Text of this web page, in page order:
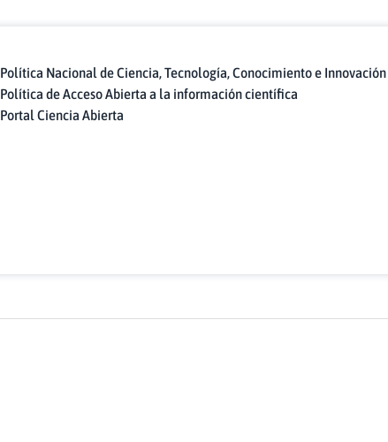
Política Nacional de Ciencia, Tecnología, Conocimiento e Innovación
Política de Acceso Abierta a la información científica
Portal Ciencia Abierta